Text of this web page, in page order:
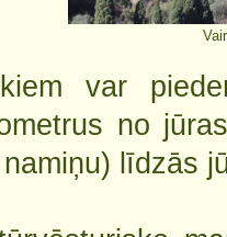
var
no
līdzās